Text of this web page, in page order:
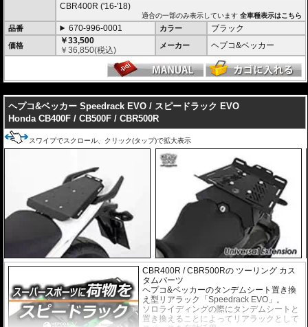
が容易になります。
大きなバッグを安定して積載可能にするU
niversal Extension(拡張プレート)
ヘプコ&ベッカー トップケース ジャーニ
ー Journey ユニバーサルプレートタイプが搭載可能
すれば、ヘプコ&ベッカー タンク / リアバッグ 「Street」 / 「ROYSTER」が
搭載可能
※Speedrack EVOの標準推奨耐荷重は7.5kgです。但し、モデルによっては異
なる場合があります。この場合はマニュアルに記載がございますので、必ずご
確認下さい。
CBR400R ('16-'18)
適合の一部のみ表示しています全車種表示はこちら
品番 670-996-0001 カラー ブラック
価格
￥33,500
￥36,850(税込) メーカー ヘプコ&ベッカー
ヘプコ&ベッカー Speedrack EVO / スピードラック EVO
Honda CB400F / CB500F / CBR500R
スワイプでスクロール、クリック(タップ)で拡大表示
CBR400R / CBR500Rの ツーリング カス
タムパーツ
ヘプコ&ベッカーのタンデムシート置き換
え型リアラック「Speedrack EVO」。
ソロライディングの際にタンデムシートと
置き換えることによってリアラックとして